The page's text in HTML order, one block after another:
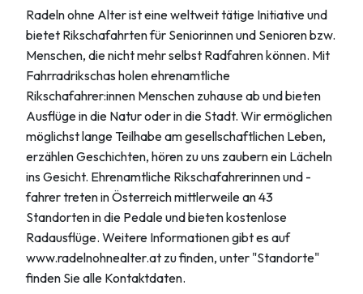
Radeln ohne Alter ist eine weltweit tätige Initiative und
bietet Rikschafahrten für Seniorinnen und Senioren bzw.
Menschen, die nicht mehr selbst Radfahren können. Mit
Fahrradrikschas holen ehrenamtliche
Rikschafahrer:innen Menschen zuhause ab und bieten
Ausflüge in die Natur oder in die Stadt. Wir ermöglichen
möglichst lange Teilhabe am gesellschaftlichen Leben,
erzählen Geschichten, hören zu uns zaubern ein Lächeln
ins Gesicht. Ehrenamtliche Rikschafahrerinnen und -
fahrer treten in Österreich mittlerweile an 43
Standorten in die Pedale und bieten kostenlose
Radausflüge. Weitere Informationen gibt es auf
www.radelnohnealter.at zu finden, unter "Standorte"
finden Sie alle Kontaktdaten.